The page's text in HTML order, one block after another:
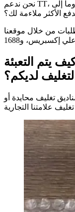
نحن ندعم TT، وويسترن يونيون، وعلي بابا، وفيزا، وباي بال، وما إلى
الأكثر ملاءمة لك؟
من خلال موقعنا
يتم التعبئة
لديكم؟
صناديق تغليف محايدة أو